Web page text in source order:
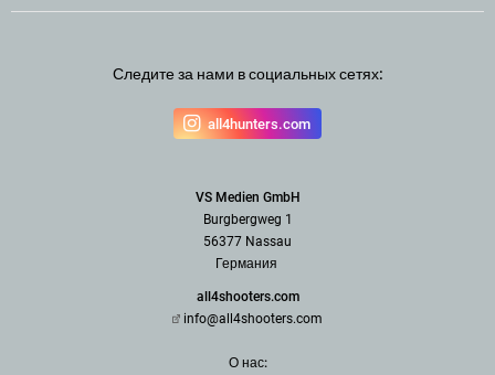
Следите за нами в социальных сетях:
all4hunters.com
VS Medien GmbH
Burgbergweg 1
56377 Nassau
Германия
all4shooters.com
info@all4shooters.com
О нас: